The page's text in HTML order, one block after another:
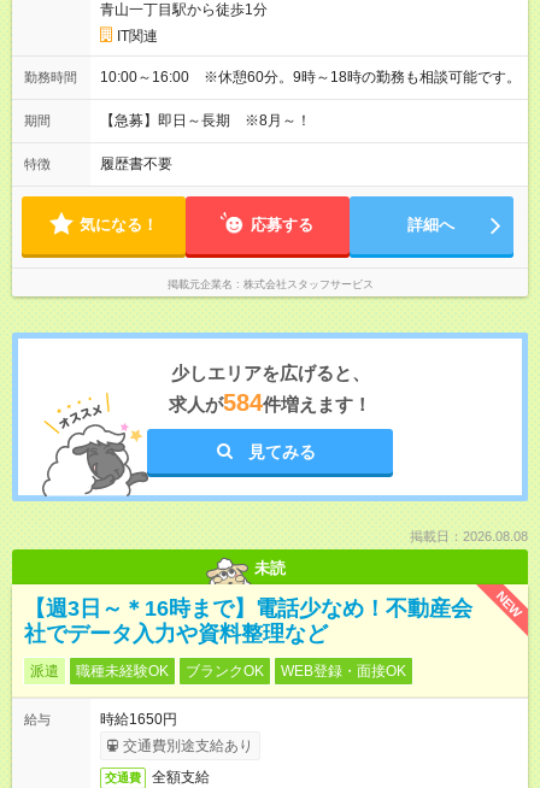
青山一丁目駅から徒歩1分
IT関連
勤務時間 10:00～16:00 ※休憩60分。9時～18時の勤務も相談可能です。
期間 【急募】即日～長期 ※8月～！
特徴 履歴書不要
気になる！ 応募する 詳細へ
掲載元企業名 株式会社スタッフサービス
少しエリアを広げると、
求人が584件増えます！
見てみる
掲載日：2026.08.08
未読
NEW
【週3日～＊16時まで】電話少なめ！不動産会
社でデータ入力や資料整理など
派遣 職種未経験OK ブランクOK WEB登録・面接OK
給与
時給1650円
交通費別途支給あり
交通費 全額支給